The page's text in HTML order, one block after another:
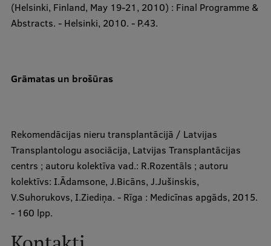
(Helsinki, Finland, May 19-21, 2010) : Final Programme &
Abstracts. - Helsinki, 2010. - P.43.
Grāmatas un brošūras​​
Rekomendācijas nieru transplantācijā / Latvijas
Transplantologu asociācija, Latvijas Transplantācijas
centrs ; autoru kolektīva vad.: R.Rozentāls ; autoru
kolektīvs: I.Ādamsone, J.Bicāns, J.Jušinskis,
V.Suhorukovs, I.Ziediņa. - Rīga : Medicīnas apgāds, 2015.
- 160 lpp.